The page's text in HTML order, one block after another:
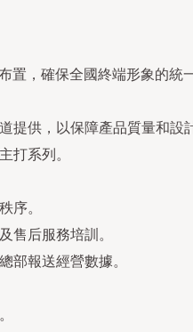
，確保全國終端形象的統
供，以保障產品質量和設
打系列。
序。
售后服務培訓。
部報送經營數據。